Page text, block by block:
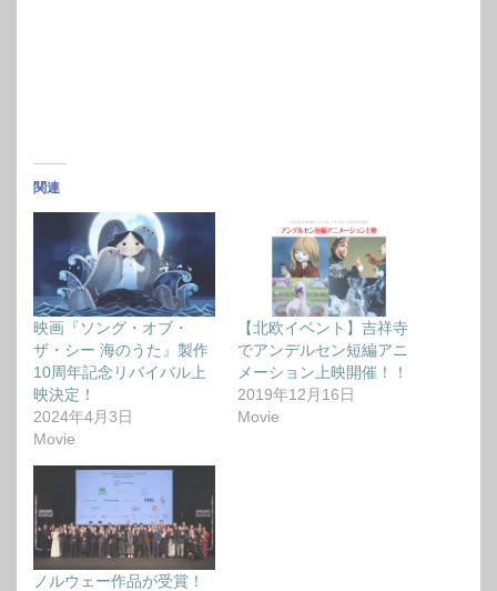
関連
映画『ソング・オブ・
ザ・シー 海のうた』製作
10周年記念リバイバル上
映決定！
2024年4月3日
Movie
【北欧イベント】吉祥寺
でアンデルセン短編アニ
メーション上映開催！！
2019年12月16日
Movie
ノルウェー作品が受賞！